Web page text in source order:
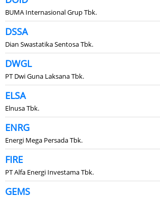
BUMA Internasional Grup Tbk.
DSSA
Dian Swastatika Sentosa Tbk.
DWGL
PT Dwi Guna Laksana Tbk.
ELSA
Elnusa Tbk.
ENRG
Energi Mega Persada Tbk.
FIRE
PT Alfa Energi Investama Tbk.
GEMS